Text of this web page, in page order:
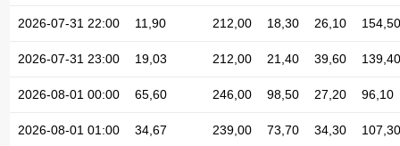
2026-07-31 22:00 11,90 212,00 18,30 26,10 154,50
2026-07-31 23:00 19,03 212,00 21,40 39,60 139,40
2026-08-01 00:00 65,60 246,00 98,50 27,20 96,10
2026-08-01 01:00 34,67 239,00 73,70 34,30 107,30